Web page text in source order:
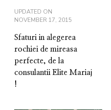
UPDATED ON
NOVEMBER 17, 2015
Sfaturi in alegerea
rochiei de mireasa
perfecte, de la
consulantii Elite Mariaj
!